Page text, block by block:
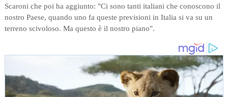
Scaroni che poi ha aggiunto: "Ci sono tanti italiani che conoscono il
nostro Paese, quando uno fa queste previsioni in Italia si va su un
terreno scivoloso. Ma questo è il nostro piano".